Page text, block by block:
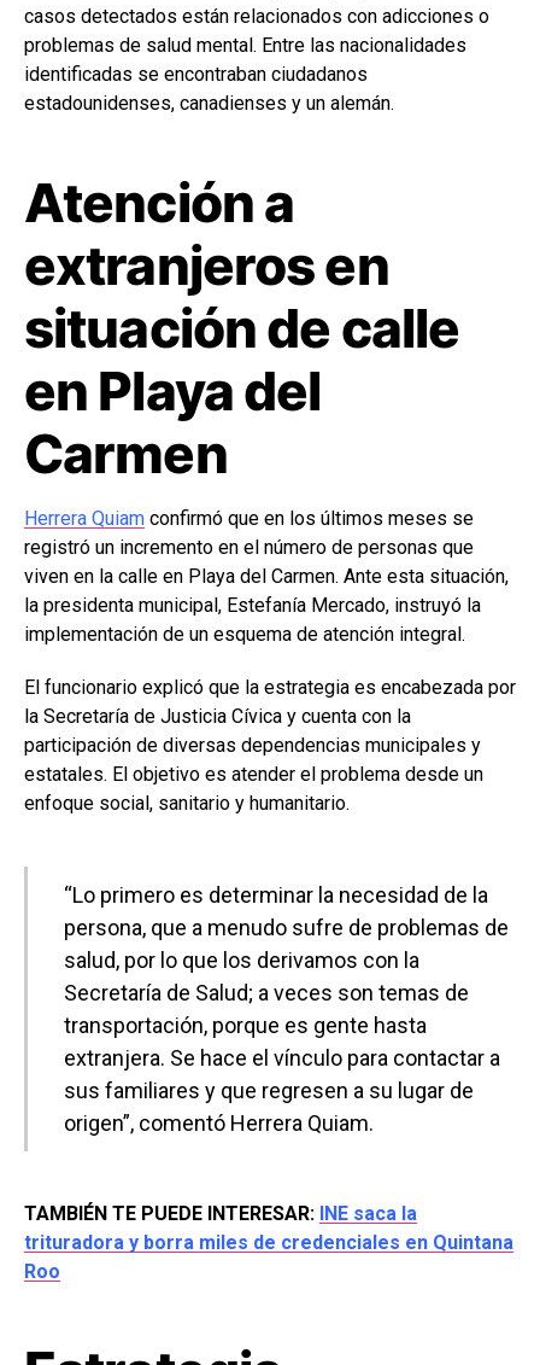
casos detectados están relacionados con adicciones o
problemas de salud mental. Entre las nacionalidades
identificadas se encontraban ciudadanos
estadounidenses, canadienses y un alemán.
Atención a
extranjeros en
situación de calle
en Playa del
Carmen
Herrera Quiam confirmó que en los últimos meses se
registró un incremento en el número de personas que
viven en la calle en Playa del Carmen. Ante esta situación,
la presidenta municipal, Estefanía Mercado, instruyó la
implementación de un esquema de atención integral.
El funcionario explicó que la estrategia es encabezada por
la Secretaría de Justicia Cívica y cuenta con la
participación de diversas dependencias municipales y
estatales. El objetivo es atender el problema desde un
enfoque social, sanitario y humanitario.
“Lo primero es determinar la necesidad de la
persona, que a menudo sufre de problemas de
salud, por lo que los derivamos con la
Secretaría de Salud; a veces son temas de
transportación, porque es gente hasta
extranjera. Se hace el vínculo para contactar a
sus familiares y que regresen a su lugar de
origen”, comentó Herrera Quiam.
TAMBIÉN TE PUEDE INTERESAR: INE saca la
trituradora y borra miles de credenciales en Quintana
Roo